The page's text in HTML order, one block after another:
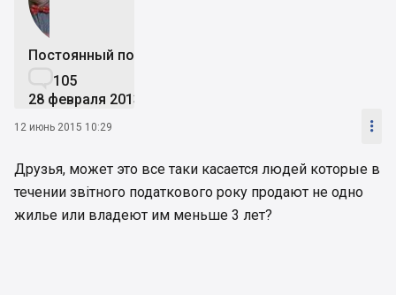
Постоянный пользователь
105
28 февраля 2013
12 июнь 2015 10:29 
Друзья, может это все таки касается людей которые в
течении звітного податкового року продают не одно
жилье или владеют им меньше 3 лет?